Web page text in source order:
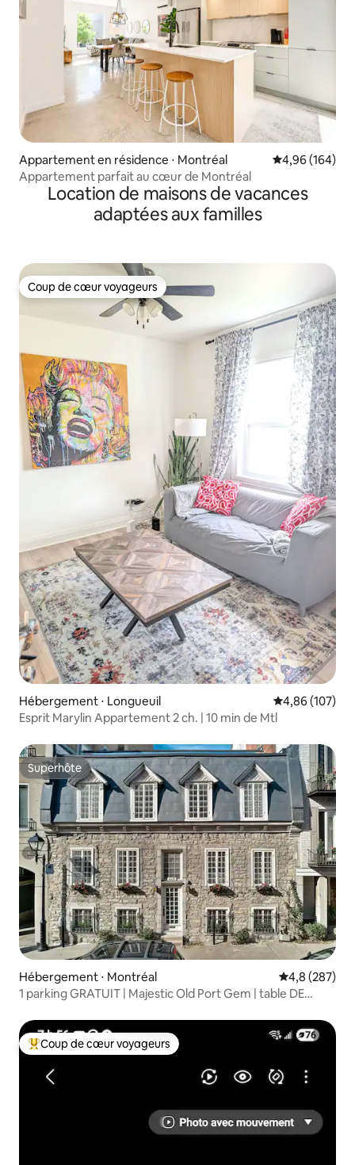
Appartement en résidence ⋅ Montréal Évaluation
4,96 (164)
Appartement parfait au cœur de Montréal
Location de maisons de vacances
adaptées aux familles
Coup de cœur voyageurs
Coup de cœur voyageurs
Hébergement ⋅ Longueuil Évaluation
4,86 (107)
Esprit Marylin Appartement 2 ch. | 10 min de Mtl
Superhôte
Superhôte
Hébergement ⋅ Montréal Évaluation
4,8 (287)
1 parking GRATUIT | Majestic Old Port Gem | table DE
Coups de cœur voyageurs les plus appréciés
Coup de cœur voyageurs